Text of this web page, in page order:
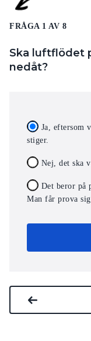
FRÅGA 1 AV 8
Ska luftflödet
nedåt?
stiger.
Nej, det ska
Man får prova